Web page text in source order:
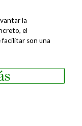
la
el
facilitar son una